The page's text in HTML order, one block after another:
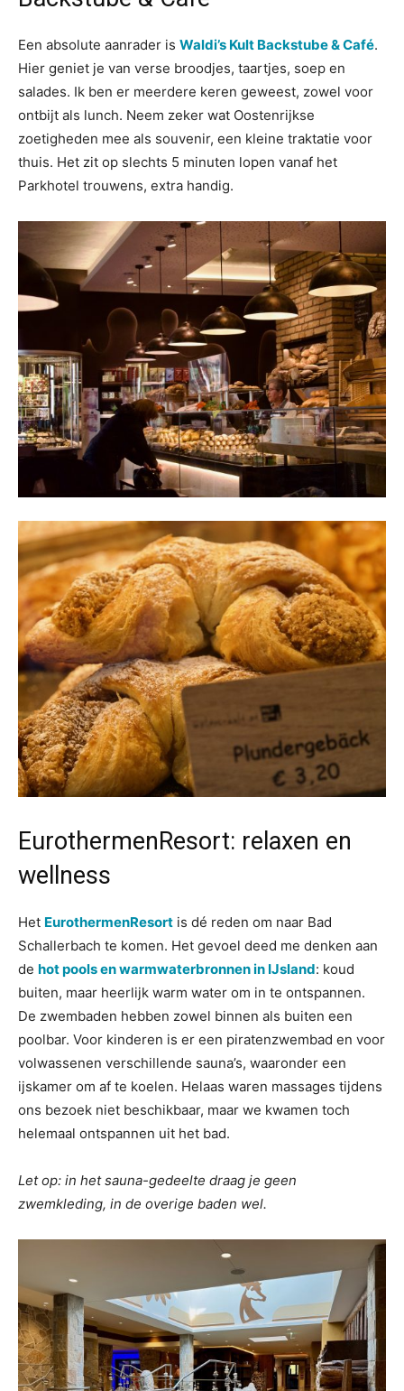
Een absolute aanrader is Waldi’s Kult Backstube & Café.
Hier geniet je van verse broodjes, taartjes, soep en
salades. Ik ben er meerdere keren geweest, zowel voor
ontbijt als lunch. Neem zeker wat Oostenrijkse
zoetigheden mee als souvenir, een kleine traktatie voor
thuis. Het zit op slechts 5 minuten lopen vanaf het
Parkhotel trouwens, extra handig.
EurothermenResort: relaxen en
wellness
Het EurothermenResort is dé reden om naar Bad
Schallerbach te komen. Het gevoel deed me denken aan
de hot pools en warmwaterbronnen in IJsland: koud
buiten, maar heerlijk warm water om in te ontspannen.
De zwembaden hebben zowel binnen als buiten een
poolbar. Voor kinderen is er een piratenzwembad en voor
volwassenen verschillende sauna’s, waaronder een
ijskamer om af te koelen. Helaas waren massages tijdens
ons bezoek niet beschikbaar, maar we kwamen toch
helemaal ontspannen uit het bad.
Let op: in het sauna-gedeelte draag je geen
zwemkleding, in de overige baden wel.